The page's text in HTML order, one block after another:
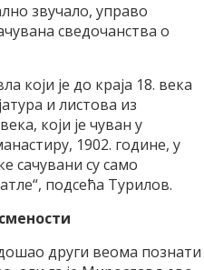
звучало, управо
сведочанства о
који је до краја 18. века
и листова из
који је чуван у
1902. године, у
сачувани су само
подсећа Турилов.
други веома познати